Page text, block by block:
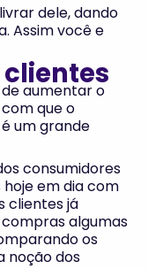
dele, dando
Assim você e
clientes
aumentar o
que o
um grande
consumidores
em dia com
clientes já
algumas
os
noção dos